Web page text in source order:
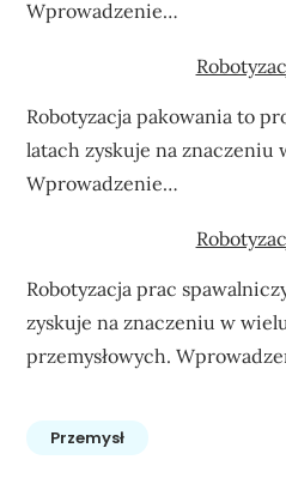
Wprowadzenie…
Robotyzacja pakowania to
latach zyskuje na znaczeniu
Wprowadzenie…
Robotyzacja prac
zyskuje na znaczeniu w
przemysłowych.
Przemysł